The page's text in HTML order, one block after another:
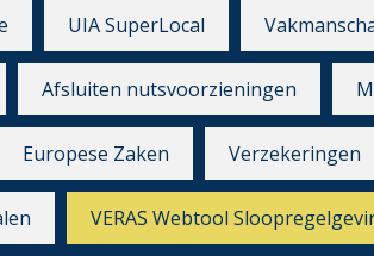
UIA SuperLocal
Afsluiten nutsvoorzieningen
Europese Zaken Verzekeringen
VERAS Webtool